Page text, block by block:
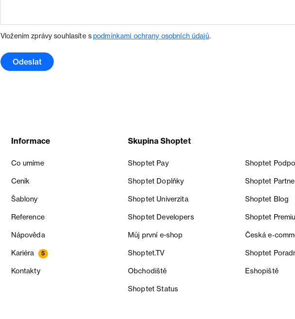
Vložením zprávy souhlasíte spodmínkami ochrany osobních údajů.
Odeslat
Informace
Co umíme
Ceník
Šablony
Reference
Nápověda
Kariéra 5
Kontakty
Skupina Shoptet
Shoptet Pay Shoptet
Shoptet Doplňky Shoptet
Shoptet Univerzita Shoptet Blog
Shoptet Developers Shoptet
Můj první e-shop Česká
Shoptet.TV Shoptet
Obchodiště Eshopiště
Shoptet Status